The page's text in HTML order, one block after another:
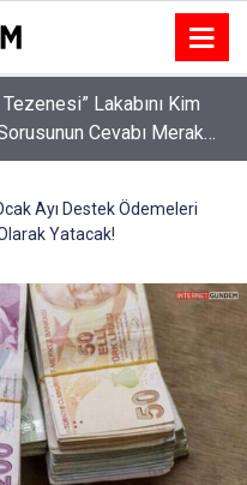
Lakabını Kim
Cevabı Merak
Ayı Destek Ödemeleri
Yatacak!